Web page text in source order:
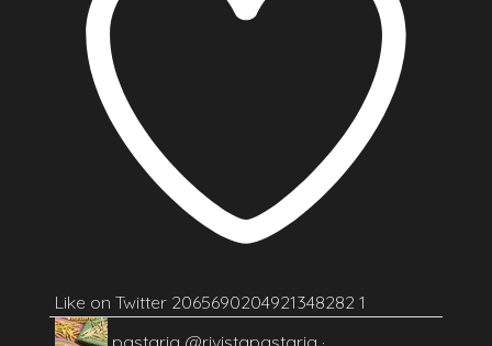
Like on Twitter 2065690204921348282 1
pastaria @rivistapastaria ·